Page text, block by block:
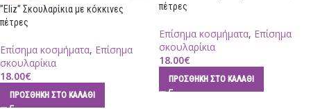
”Eliz” Σκουλαρίκια με κόκκινες
πέτρες
Επίσημα κοσμήματα, Επίσημα
σκουλαρίκια
18.00€
ΠΡΟΣΘΉΚΗ ΣΤΟ ΚΑΛΆΘΙ
πέτρες
Επίσημα κοσμήματα, Επίσημα
σκουλαρίκια
18.00€
ΠΡΟΣΘΉΚΗ ΣΤΟ ΚΑΛΆΘΙ